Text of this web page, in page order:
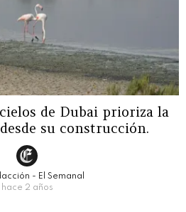
de Dubai prioriza la
su construcción.
- El Semanal
hace 2 años